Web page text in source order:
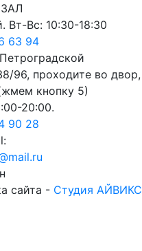
Вт-Вс: 10:30-18:30
63 94
96, проходите во двор,
кнопку 5)
20:00.
90 28
сайта - Студия АЙВИКС